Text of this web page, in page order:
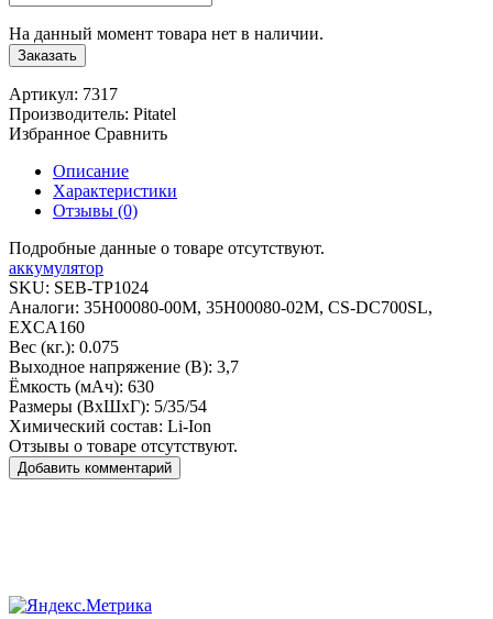
На данный момент товара нет в наличии.
Заказать
Артикул: 7317
Производитель: Pitatel
Избранное Сравнить
Описание
Характеристики
Отзывы (0)
Подробные данные о товаре отсутствуют.
аккумулятор
SKU: SEB-TP1024
Аналоги: 35H00080-00M, 35H00080-02M, CS-DC700SL,
EXCA160
Вес (кг.): 0.075
Выходное напряжение (В): 3,7
Ёмкость (мАч): 630
Размеры (ВxШxГ): 5/35/54
Химический состав: Li-Ion
Отзывы о товаре отсутствуют.
Добавить комментарий